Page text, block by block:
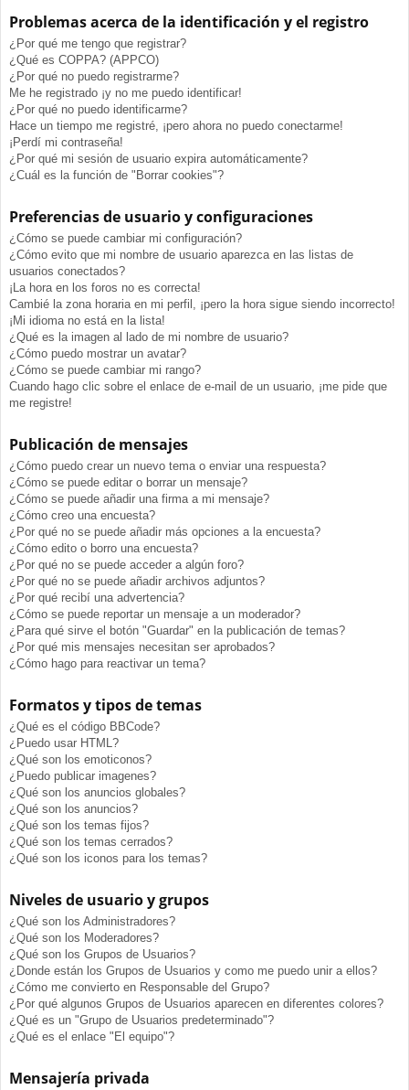
Problemas acerca de la identificación y el registro
¿Por qué me tengo que registrar?
¿Qué es COPPA? (APPCO)
¿Por qué no puedo registrarme?
Me he registrado ¡y no me puedo identificar!
¿Por qué no puedo identificarme?
Hace un tiempo me registré, ¡pero ahora no puedo conectarme!
¡Perdí mi contraseña!
¿Por qué mi sesión de usuario expira automáticamente?
¿Cuál es la función de "Borrar cookies"?
Preferencias de usuario y configuraciones
¿Cómo se puede cambiar mi configuración?
¿Cómo evito que mi nombre de usuario aparezca en las listas de
usuarios conectados?
¡La hora en los foros no es correcta!
Cambié la zona horaria en mi perfil, ¡pero la hora sigue siendo incorrecto!
¡Mi idioma no está en la lista!
¿Qué es la imagen al lado de mi nombre de usuario?
¿Cómo puedo mostrar un avatar?
¿Cómo se puede cambiar mi rango?
Cuando hago clic sobre el enlace de e-mail de un usuario, ¡me pide que
me registre!
Publicación de mensajes
¿Cómo puedo crear un nuevo tema o enviar una respuesta?
¿Cómo se puede editar o borrar un mensaje?
¿Cómo se puede añadir una firma a mi mensaje?
¿Cómo creo una encuesta?
¿Por qué no se puede añadir más opciones a la encuesta?
¿Cómo edito o borro una encuesta?
¿Por qué no se puede acceder a algún foro?
¿Por qué no se puede añadir archivos adjuntos?
¿Por qué recibí una advertencia?
¿Cómo se puede reportar un mensaje a un moderador?
¿Para qué sirve el botón "Guardar" en la publicación de temas?
¿Por qué mis mensajes necesitan ser aprobados?
¿Cómo hago para reactivar un tema?
Formatos y tipos de temas
¿Qué es el código BBCode?
¿Puedo usar HTML?
¿Qué son los emoticonos?
¿Puedo publicar imagenes?
¿Qué son los anuncios globales?
¿Qué son los anuncios?
¿Qué son los temas fijos?
¿Qué son los temas cerrados?
¿Qué son los iconos para los temas?
Niveles de usuario y grupos
¿Qué son los Administradores?
¿Qué son los Moderadores?
¿Qué son los Grupos de Usuarios?
¿Donde están los Grupos de Usuarios y como me puedo unir a ellos?
¿Cómo me convierto en Responsable del Grupo?
¿Por qué algunos Grupos de Usuarios aparecen en diferentes colores?
¿Qué es un "Grupo de Usuarios predeterminado"?
¿Qué es el enlace "El equipo"?
Mensajería privada